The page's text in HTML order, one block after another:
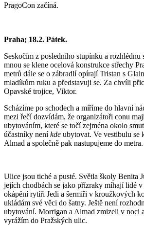
PragoCon začíná.
Praha; 18.2. Pátek.
Seskočím z posledního stupínku a rozhlédnu
mnou se klene ocelová konstrukce střechy
metrů dále se o zábradlí opírají Tristan s
mladíkům ruku a představuji se. Za chvíli
Opavské trojice, Viktor.
Scházíme po schodech a míříme do hlavní
mezi řečí dozvídám, že organizátoři conu
ubytováním, které se točí zejména okolo
účastníky neníkde ubytovat. Ve vestibulu se
Almad a společně pak nastupujeme do metra.
Ulice jsou tiché a pusté. Světla školy Benita
jejích chodbách se jako přízraky míhají lidé
okápění rytíři Jedi a šermíři v kroužkových
ukládám své věci do šatny. Ještě není
ubytování. Morrigan a Almad zmizeli v noci
vyrážím do Pražských ulic.